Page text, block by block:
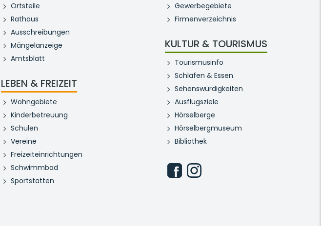
Ortsteile
Rathaus
Ausschreibungen
Mängelanzeige
Amtsblatt
LEBEN & FREIZEIT
Wohngebiete
Kinderbetreuung
Schulen
Vereine
Freizeiteinrichtungen
Schwimmbad
Sportstätten
Gewerbegebiete
Firmenverzeichnis
KULTUR & TOURISMUS
Tourismusinfo
Schlafen & Essen
Sehenswürdigkeiten
Ausflugsziele
Hörselberge
Hörselbergmuseum
Bibliothek